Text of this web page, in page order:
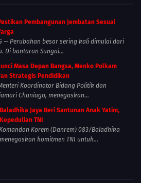
Pembangunan Jembatan Sesuai
— Perubahan besar sering kali dimulai dari
Di bantaran Sungai...
Masa Depan Bangsa, Menko Polkam
Strategis Pendidikan
Koordinator Bidang Politik dan
Chaniago, menegaskan...
Jaya Beri Santunan Anak Yatim,
TNI
Komandan Korem (Danrem) 083/Baladhika
komitmen TNI untuk...